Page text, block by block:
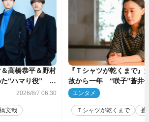
高橋恭平＆野村
た“ハマり役”
いた最高のチー
2026/8/7 06:30
文哉
『Ｔシャツが乾くまで』
故から一年 “咲子”蒼井
島歩は心を許しあえる関
エンタメ
Ｔシャツが乾くまで 蒼